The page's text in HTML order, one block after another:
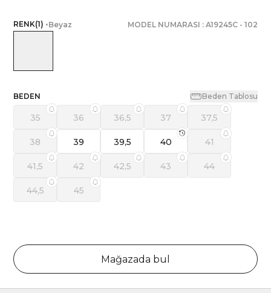
RENK(1) •Beyaz MODEL NUMARASI : A19245C- 102
BEDEN Beden Tablosu
35 36 36,5 37 37,5
38 39 39,5 40 41
41,5 42 42,5 43 44
44,5 45
Mağazada bul